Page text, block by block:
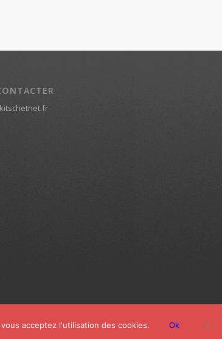
Home Actualités Pages
acceptez l'utilisation des cookies. Ok